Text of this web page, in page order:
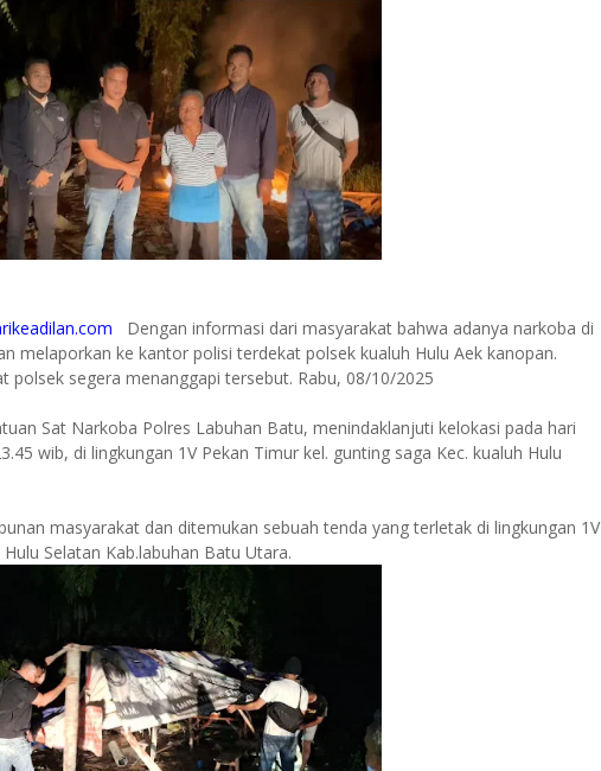
Dengan informasi dari masyarakat bahwa adanya narkoba di
melaporkan ke kantor polisi terdekat polsek kualuh Hulu Aek kanopan.
polsek segera menanggapi tersebut. Rabu, 08/10/2025
Sat Narkoba Polres Labuhan Batu, menindaklanjuti kelokasi pada hari
wib, di lingkungan 1V Pekan Timur kel. gunting saga Kec. kualuh Hulu
masyarakat dan ditemukan sebuah tenda yang terletak di lingkungan 1V
Selatan Kab.labuhan Batu Utara.